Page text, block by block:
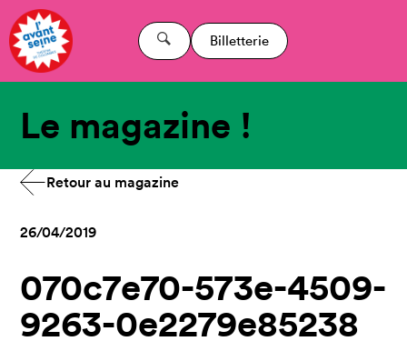
Billetterie
Le magazine !
Retour au magazine
26/04/2019
070c7e70-573e-4509-
9263-0e2279e85238